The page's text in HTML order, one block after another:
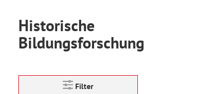
Historische
Bildungsforschung
Filter